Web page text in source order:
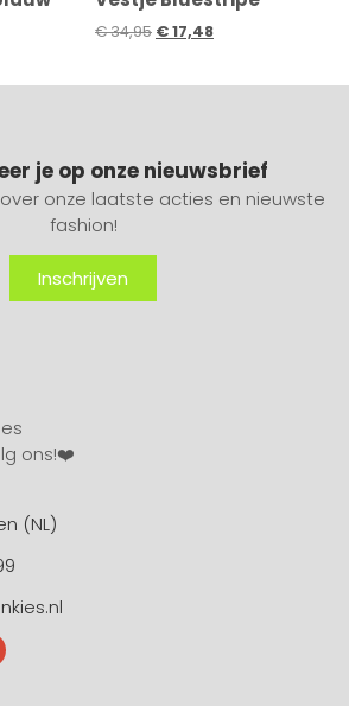
€34,95 €17,48
je op onze nieuwsbrief
onze laatste acties en nieuwste
fashion!
Inschrijven
ons!❤️
(NL)